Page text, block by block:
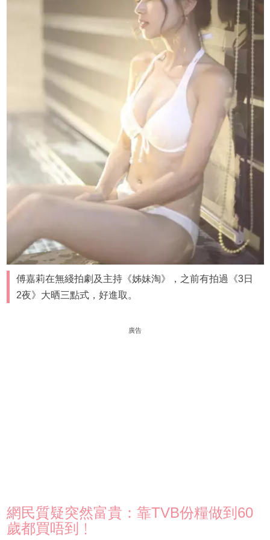
傅嘉莉在無綫拍劇及主持《姊妹淘》，之前有拍過《3日
2夜》大晒三點式，好進取。
廣告
網民質疑突然富貴：靠TVB份糧做到60
歲都買唔到﹗